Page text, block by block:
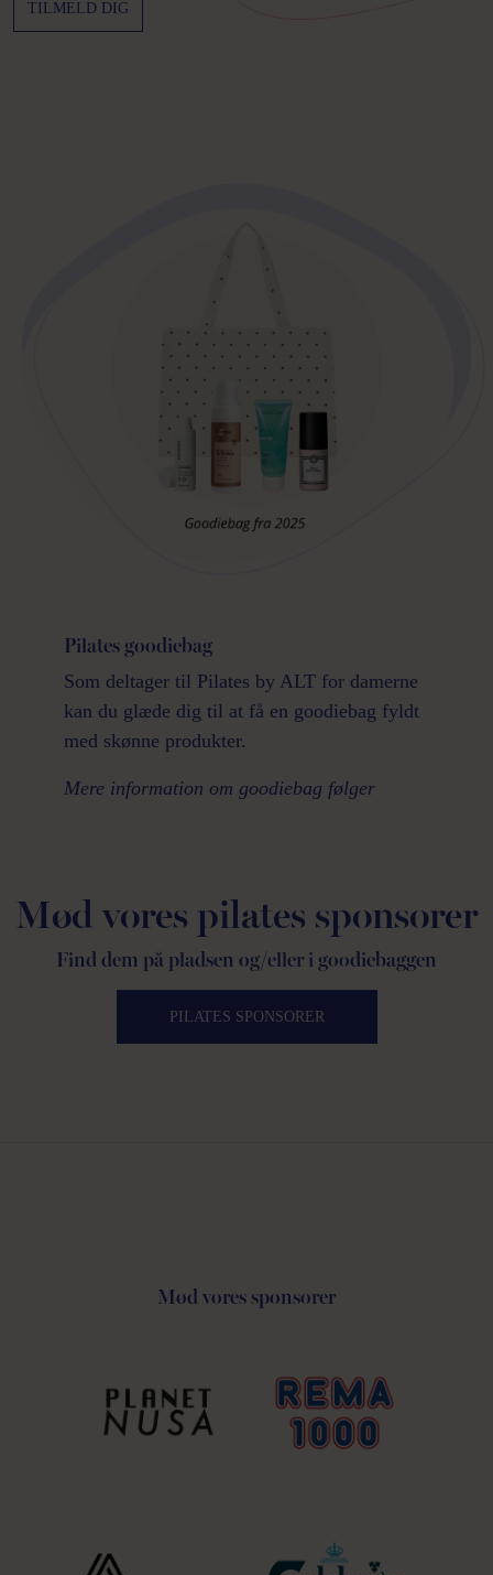
TILMELD DIG
Pilates goodiebag
Som deltager til Pilates by ALT for damerne
kan du glæde dig til at få en goodiebag fyldt
med skønne produkter.
Mere information om goodiebag følger
Mød vores pilates sponsorer
Find dem på pladsen og/eller i goodiebaggen
PILATES SPONSORER
Mød vores sponsorer